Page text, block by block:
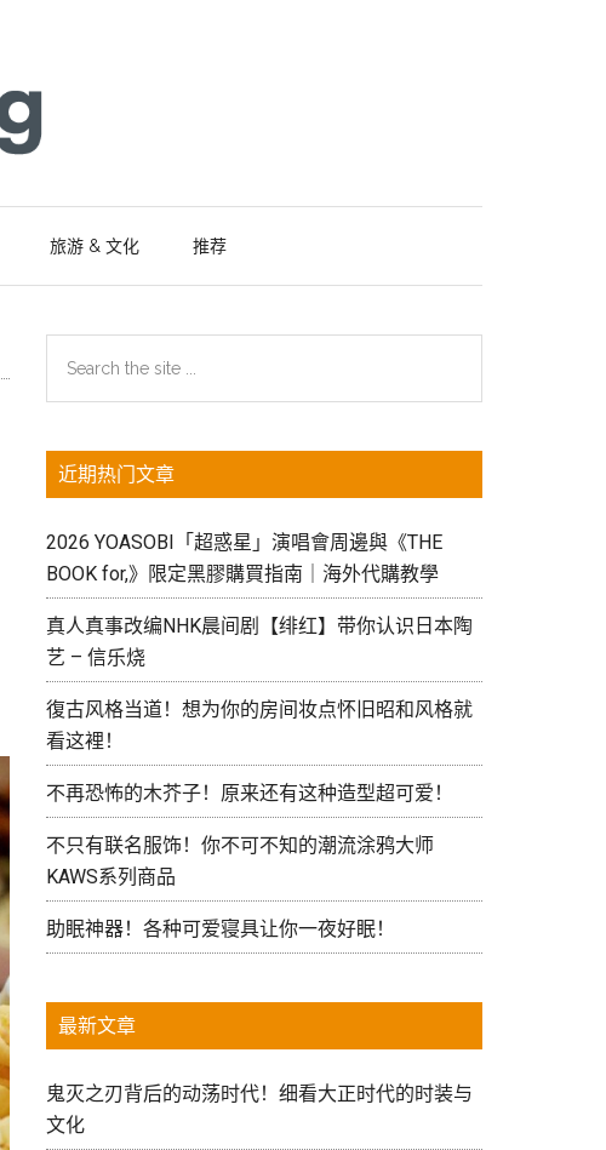
旅游 & 文化 推荐
主
侧
边
栏
the
近期热门文章
2026 YOASOBI「超惑星」演唱會周邊與《THE
BOOK for,》限定黑膠購買指南｜海外代購教學
真人真事改编NHK晨间剧【绯红】带你认识日本陶
艺 – 信乐烧
復古风格当道！想为你的房间妆点怀旧昭和风格就
看这裡！
不再恐怖的木芥子！原来还有这种造型超可爱！
不只有联名服饰！你不可不知的潮流涂鸦大师
KAWS系列商品
助眠神器！各种可爱寝具让你一夜好眠！
最新文章
鬼灭之刃背后的动荡时代！细看大正时代的时装与
文化